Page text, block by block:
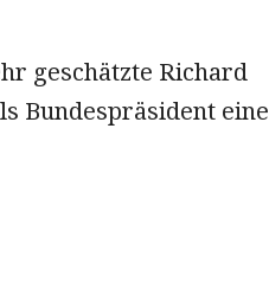
geschätzte Richard
Bundespräsident eine